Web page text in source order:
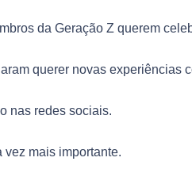
da Geração Z querem
querer novas experiências
nas redes sociais.
vez mais importante.